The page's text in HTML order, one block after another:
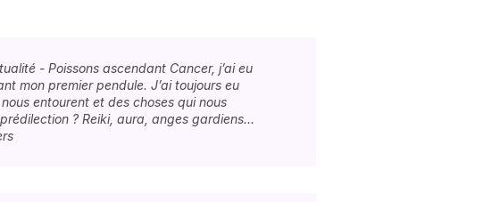
- Poissons ascendant Cancer, j’ai eu
mon premier pendule. J’ai toujours eu
entourent et des choses qui nous
? Reiki, aura, anges gardiens…